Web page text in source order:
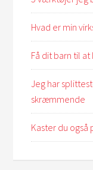
Hvad er min
Få dit barn til
Jeg har
skræmmende
Kaster du også